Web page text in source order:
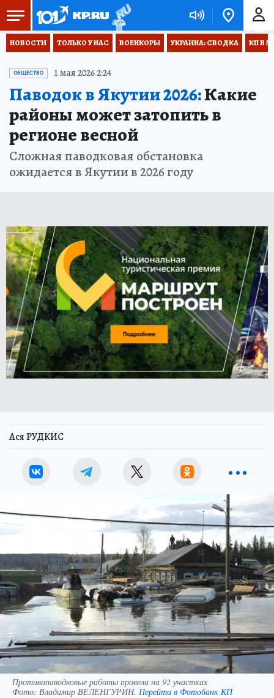
НОВОСТИ ТОЛЬКО У НАС ВОЕНКОРЫ УКРАИНА: СВОДКА КП В
ОБЩЕСТВО 1 мая 2026 2:24
Паводок в Якутии 2026:Какие
районы может затопить в
регионе весной
Сложная паводковая обстановка
ожидается в Якутии в 2026 году
Ася РУДКИС
Противопаводковые работы провели на 92 участках
Фото: Владимир ВЕЛЕНГУРИН. Перейти в Фотобанк КП